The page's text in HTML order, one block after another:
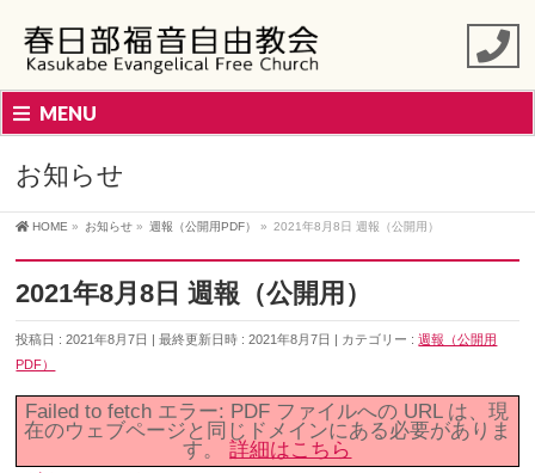
MENU
お知らせ
HOME » お知らせ » 週報（公開用PDF） » 2021年8月8日 週報（公開用）
2021年8月8日 週報（公開用）
投稿日 : 2021年8月7日 最終更新日時 : 2021年8月7日 カテゴリー :週報（公開用
PDF）
Failed to fetch エラー: PDF ファイルへの URL は、現
在のウェブページと同じドメインにある必要がありま
す。詳細はこちら